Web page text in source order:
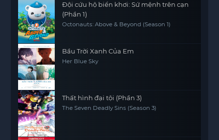
Đội cứu hộ biển khơi: Sứ mệnh trên cạn
(Phần 1)
Octonauts: Above & Beyond (Season 1)
Bầu Trời Xanh Của Em
Her Blue Sky
Thất hình đại tội (Phần 3)
The Seven Deadly Sins (Season 3)